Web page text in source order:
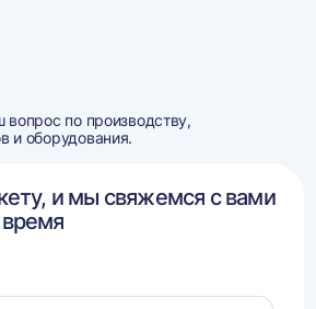
по производству,
и оборудования.
и мы свяжемся с вами